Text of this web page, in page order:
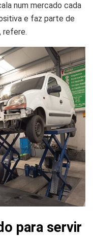
num mercado cada
e faz parte de
refere.
para servir